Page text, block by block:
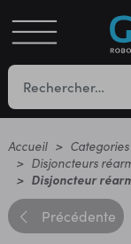
Accueil Categories
Disjoncteurs
Disjoncteur
Précédente